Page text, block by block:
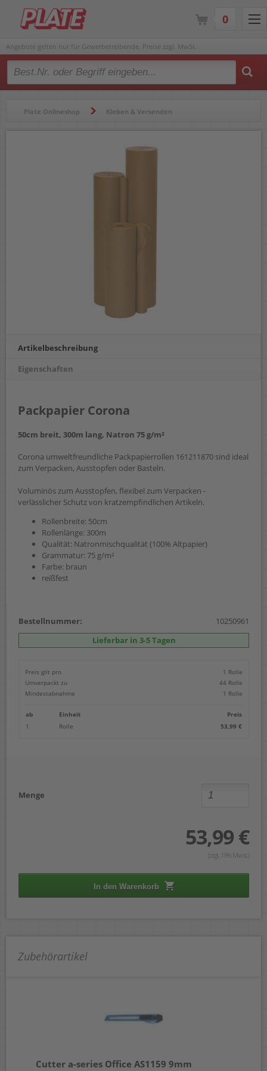
Angebote gelten nur für Gewerbetreibende. Preise zzgl. MwSt.
Type 2 or more characters for results.
Plate Onlineshop Kleben & Versenden
Artikelbeschreibung
Eigenschaften
Packpapier Corona
50cm breit, 300m lang, Natron 75 g/m²
Corona umweltfreundliche Packpapierrollen 161211870 sind ideal
zum Verpacken, Ausstopfen oder Basteln.
Voluminös zum Ausstopfen, flexibel zum Verpacken -
verlässlicher Schutz von kratzempfindlichen Artikeln.
Rollenbreite: 50cm
Rollenlänge: 300m
Qualität: Natronmischqualität (100% Altpapier)
Grammatur: 75 g/m²
Farbe: braun
reißfest
Bestellnummer:
10250961
Lieferbar in 3-5 Tagen
Preis gilt pro
1 Rolle
Umverpackt zu
44 Rolle
Mindestabnahme
1 Rolle
ab Einheit
Preis
1
Rolle 53,99 €
Menge
53,99 €
(zzgl. 19% Mwst.)
In den Warenkorb
Zubehörartikel
Cutter a-series Office AS1159 9mm
0